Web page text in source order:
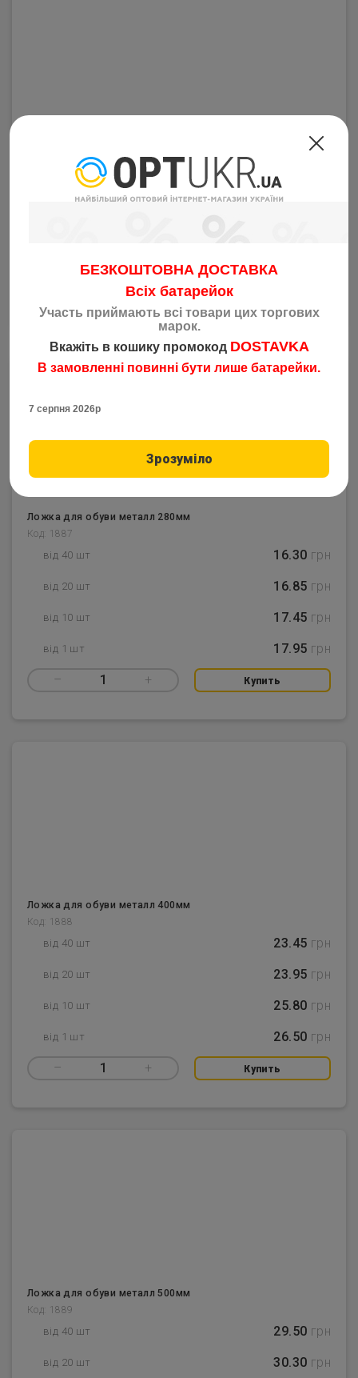
від 40 шт
від 20 шт 11.50
+
Ложка для обуви металл 280мм
Код: 1887
від 40 шт 16.30 грн
від 20 шт 16.85 грн
від 10 шт 17.45 грн
від 1 шт 17.95 грн
– 1 + Купить
Ложка для обуви металл 400мм
Код: 1888
від 40 шт 23.45 грн
від 20 шт 23.95 грн
від 10 шт 25.80 грн
від 1 шт 26.50 грн
– 1 + Купить
Ложка для обуви металл 500мм
Код: 1889
від 40 шт 29.50 грн
від 20 шт 30.30 грн
БЕЗКОШТОВНА ДОСТАВКА
Всіх батарейок
Участь приймають всі товари цих торгових
марок.
Вкажіть в кошику промокод DOSTAVKA
В замовленні повинні бути лише батарейки.
7 серпня 2026р
Зрозуміло